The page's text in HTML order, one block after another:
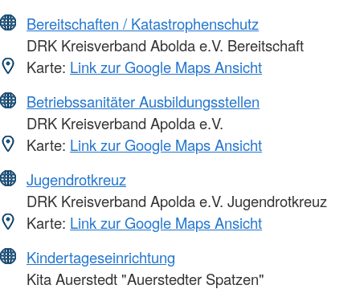
Bereitschaften / Katastrophenschutz
DRK Kreisverband Abolda e.V. Bereitschaft
Karte: Link zur Google Maps Ansicht
Betriebssanitäter Ausbildungsstellen
DRK Kreisverband Apolda e.V.
Karte: Link zur Google Maps Ansicht
Jugendrotkreuz
DRK Kreisverband Apolda e.V. Jugendrotkreuz
Karte: Link zur Google Maps Ansicht
Kindertageseinrichtung
Kita Auerstedt "Auerstedter Spatzen"